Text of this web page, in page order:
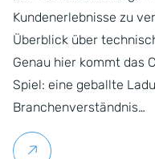
Kundenerlebnisse zu
Überblick über
Genau hier kommt das
Spiel: eine geballte
Branchenverständnis…
Weiterlesen